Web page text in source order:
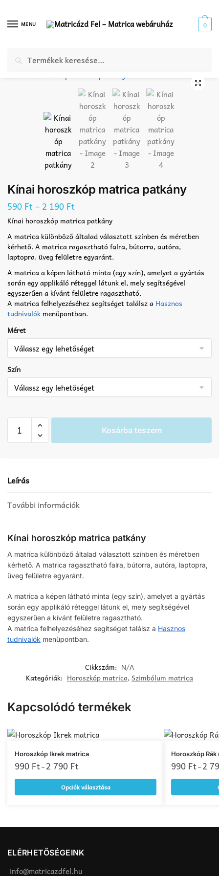
navigation
contentMENU
következőre:
0
Kezdőlap / Webáruház / Szimbólum matrica
Kínai horoszkóp matrica patkány
590 Ft– 2 190 Ft
Kínai horoszkóp matrica patkány
A matrica különböző általad választott színben és méretben
kérhető. A matrica ragasztható falra, bútorra, autóra,
laptopra, üveg felületre egyaránt.
A matrica a képen látható minta (egy szín), amelyet a gyártás
során egy applikáló réteggel látunk el, mely segítségével
egyszerűen a kívánt felületre ragasztható.
A matrica felhelyezéséhez segítséget találsz a Hasznos
tudnivalók menüpontban.
Méret
Szín
horoszkóp
matrica
Kosárba teszem
Leírás
További információk
Kínai horoszkóp matrica patkány
A matrica különböző általad választott színben és méretben
kérhető. A matrica ragasztható falra, bútorra, autóra, laptopra,
üveg felületre egyaránt.
A matrica a képen látható minta (egy szín), amelyet a gyártás
során egy applikáló réteggel látunk el, mely segítségével
egyszerűen a kívánt felületre ragasztható.
A matrica felhelyezéséhez segítséget találsz a Hasznos
tudnivalók menüpontban.
Cikkszám: N/A
Kategóriák: Horoszkóp matrica,Szimbólum matrica
Kapcsolódó termékek
Horoszkóp Ikrek matrica
990 Ft– 2 790 Ft
Opciók választása
Ennek
a
terméknek
a
termékoldalon
választhatók
Horoszkóp Rák
990 Ft– 2
Ennek
a
terméknek
ELÉRHETŐSÉGEINK
info@matricazdfel.hu